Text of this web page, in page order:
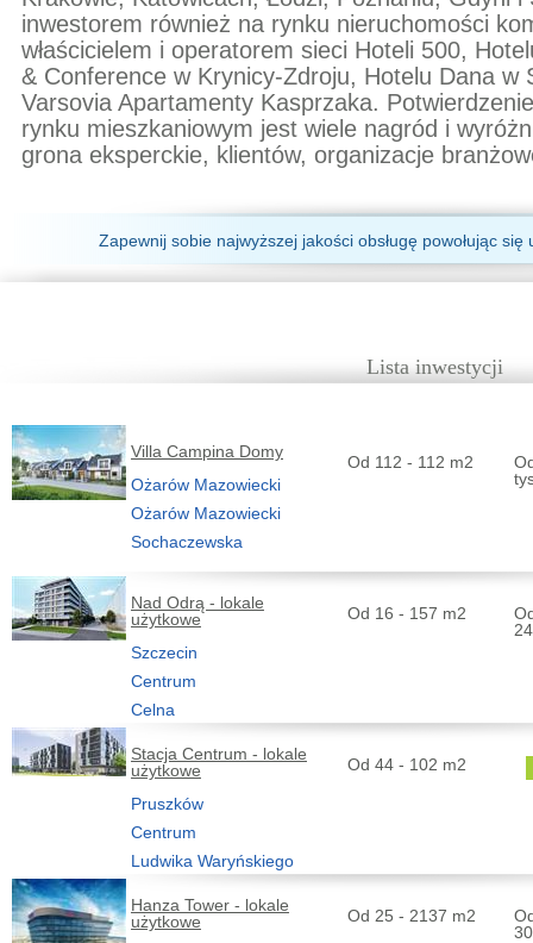
inwestorem również na rynku nieruchomości
właścicielem i operatorem sieci Hoteli 500,
& Conference w Krynicy-Zdroju, Hotelu Dana w
Varsovia Apartamenty Kasprzaka.
rynku mieszkaniowym jest wiele nagród i
grona eksperckie, klientów, organizacje
Zapewnij sobie najwyższej jakości obsługę powołując
Lista inwestycji
Villa Campina Domy
Ożarów Mazowiecki
Ożarów Mazowiecki
Sochaczewska
Od 112 - 112 m2
Nad Odrą - lokale
użytkowe
Szczecin
Centrum
Celna
Od 16 - 157 m2
Stacja Centrum - lokale
użytkowe
Pruszków
Centrum
Ludwika Waryńskiego
Od 44 - 102 m2
Hanza Tower - lokale
użytkowe
Od 25 - 2137 m2